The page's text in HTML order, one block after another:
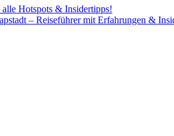
Hotspots & Insidertipps!
– Reiseführer mit Erfahrungen &